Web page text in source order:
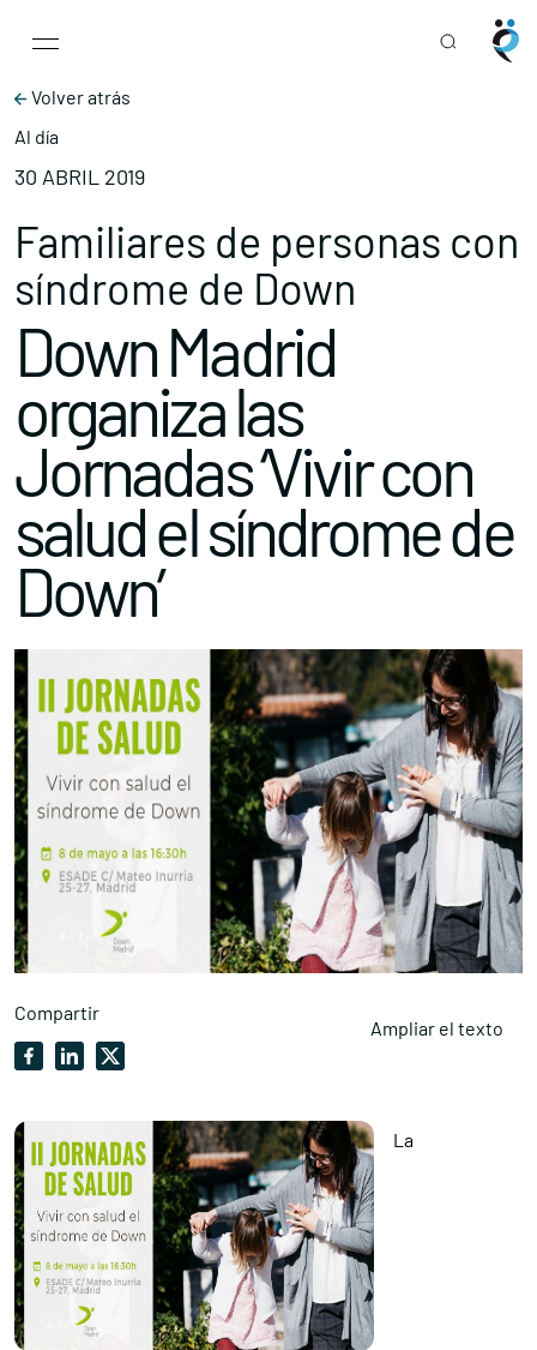
Main Navigation
Volver atrás
Al día
30 ABRIL 2019
Familiares de personas con
síndrome de Down
Down Madrid
organiza las
Jornadas ‘Vivir con
salud el síndrome de
Down’
Compartir
Ampliar el texto
La